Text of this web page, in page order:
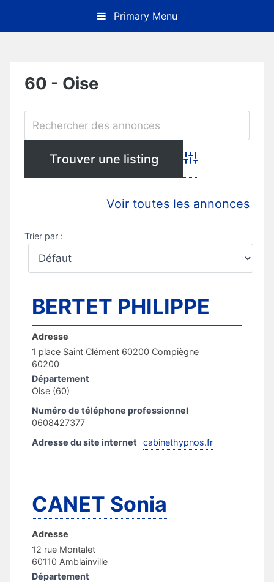
content
Primary Menu
60 - Oise
Advanced Search
Voir toutes les annonces
Trier par :
BERTET PHILIPPE
Adresse
1 place Saint Clément 60200 Compiègne
60200
Département
Oise (60)
Numéro de téléphone professionnel
0608427377
Adresse du site internet
cabinethypnos.fr
CANET Sonia
Adresse
12 rue Montalet
60110 Amblainville
Département